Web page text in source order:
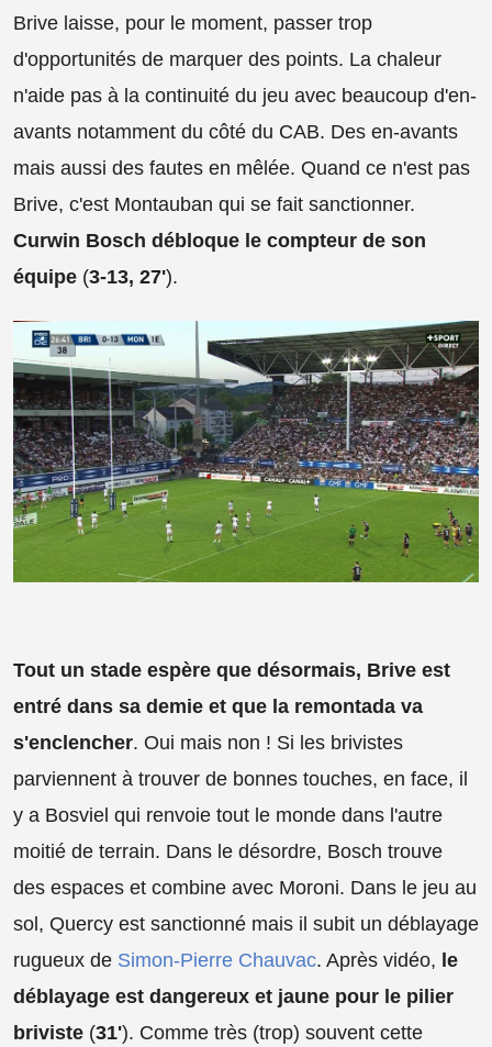
Brive laisse, pour le moment, passer trop
d'opportunités de marquer des points. La chaleur
n'aide pas à la continuité du jeu avec beaucoup d'en-
avants notamment du côté du CAB. Des en-avants
mais aussi des fautes en mêlée. Quand ce n'est pas
Brive, c'est Montauban qui se fait sanctionner.
Curwin Bosch débloque le compteur de son
équipe (3-13, 27').
Tout un stade espère que désormais, Brive est
entré dans sa demie et que la remontada va
s'enclencher. Oui mais non ! Si les brivistes
parviennent à trouver de bonnes touches, en face, il
y a Bosviel qui renvoie tout le monde dans l'autre
moitié de terrain. Dans le désordre, Bosch trouve
des espaces et combine avec Moroni. Dans le jeu au
sol, Quercy est sanctionné mais il subit un déblayage
rugueux de Simon-Pierre Chauvac. Après vidéo, le
déblayage est dangereux et jaune pour le pilier
briviste (31'). Comme très (trop) souvent cette